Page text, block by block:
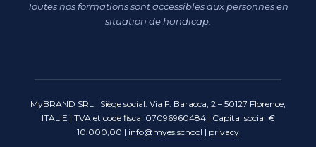
Toutes nos formations sont accessibles aux personnes en
situation de handicap.
MyBRAND SRL | Siège social: Via F. Baracca, 2 – 50127 Florence,
ITALIE | TVA et code fiscal 07096960484 | Capital social €
10.000,00 | info@myes.school | privacy